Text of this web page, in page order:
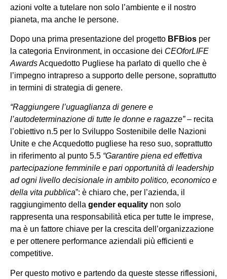
azioni volte a tutelare non solo l’ambiente e il nostro
pianeta, ma anche le persone.
Dopo una prima presentazione del progetto BFBios per
la categoria Environment, in occasione dei CEOforLIFE
AwardsAcquedotto Pugliese ha parlato di quello che è
l’impegno intrapreso a supporto delle persone, soprattutto
in termini di strategia di genere.
“Raggiungere l’uguaglianza di genere e
l’autodeterminazione di tutte le donne e ragazze” – recita
l’obiettivo n.5 per lo Sviluppo Sostenibile delle Nazioni
Unite e che Acquedotto pugliese ha reso suo, soprattutto
in riferimento al punto 5.5 “Garantire piena ed effettiva
partecipazione femminile e pari opportunità di leadership
ad ogni livello decisionale in ambito politico, economico e
della vita pubblica”: è chiaro che, per l’azienda, il
raggiungimento della gender equality non solo
rappresenta una responsabilità etica per tutte le imprese,
ma è un fattore chiave per la crescita dell’organizzazione
e per ottenere performance aziendali più efficienti e
competitive.
Per questo motivo e partendo da queste stesse riflessioni,